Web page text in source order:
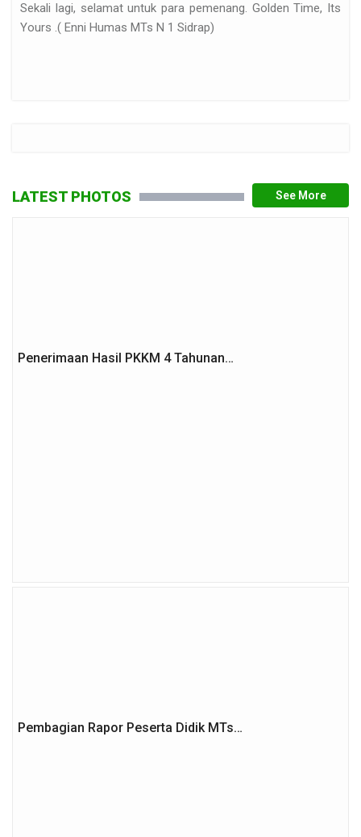
Sekali lagi, selamat untuk para pemenang. Golden Time, Its
Yours .( Enni Humas MTs N 1 Sidrap)
LATEST PHOTOS
Penerimaan Hasil PKKM 4 Tahunan…
Pembagian Rapor Peserta Didik MTs…